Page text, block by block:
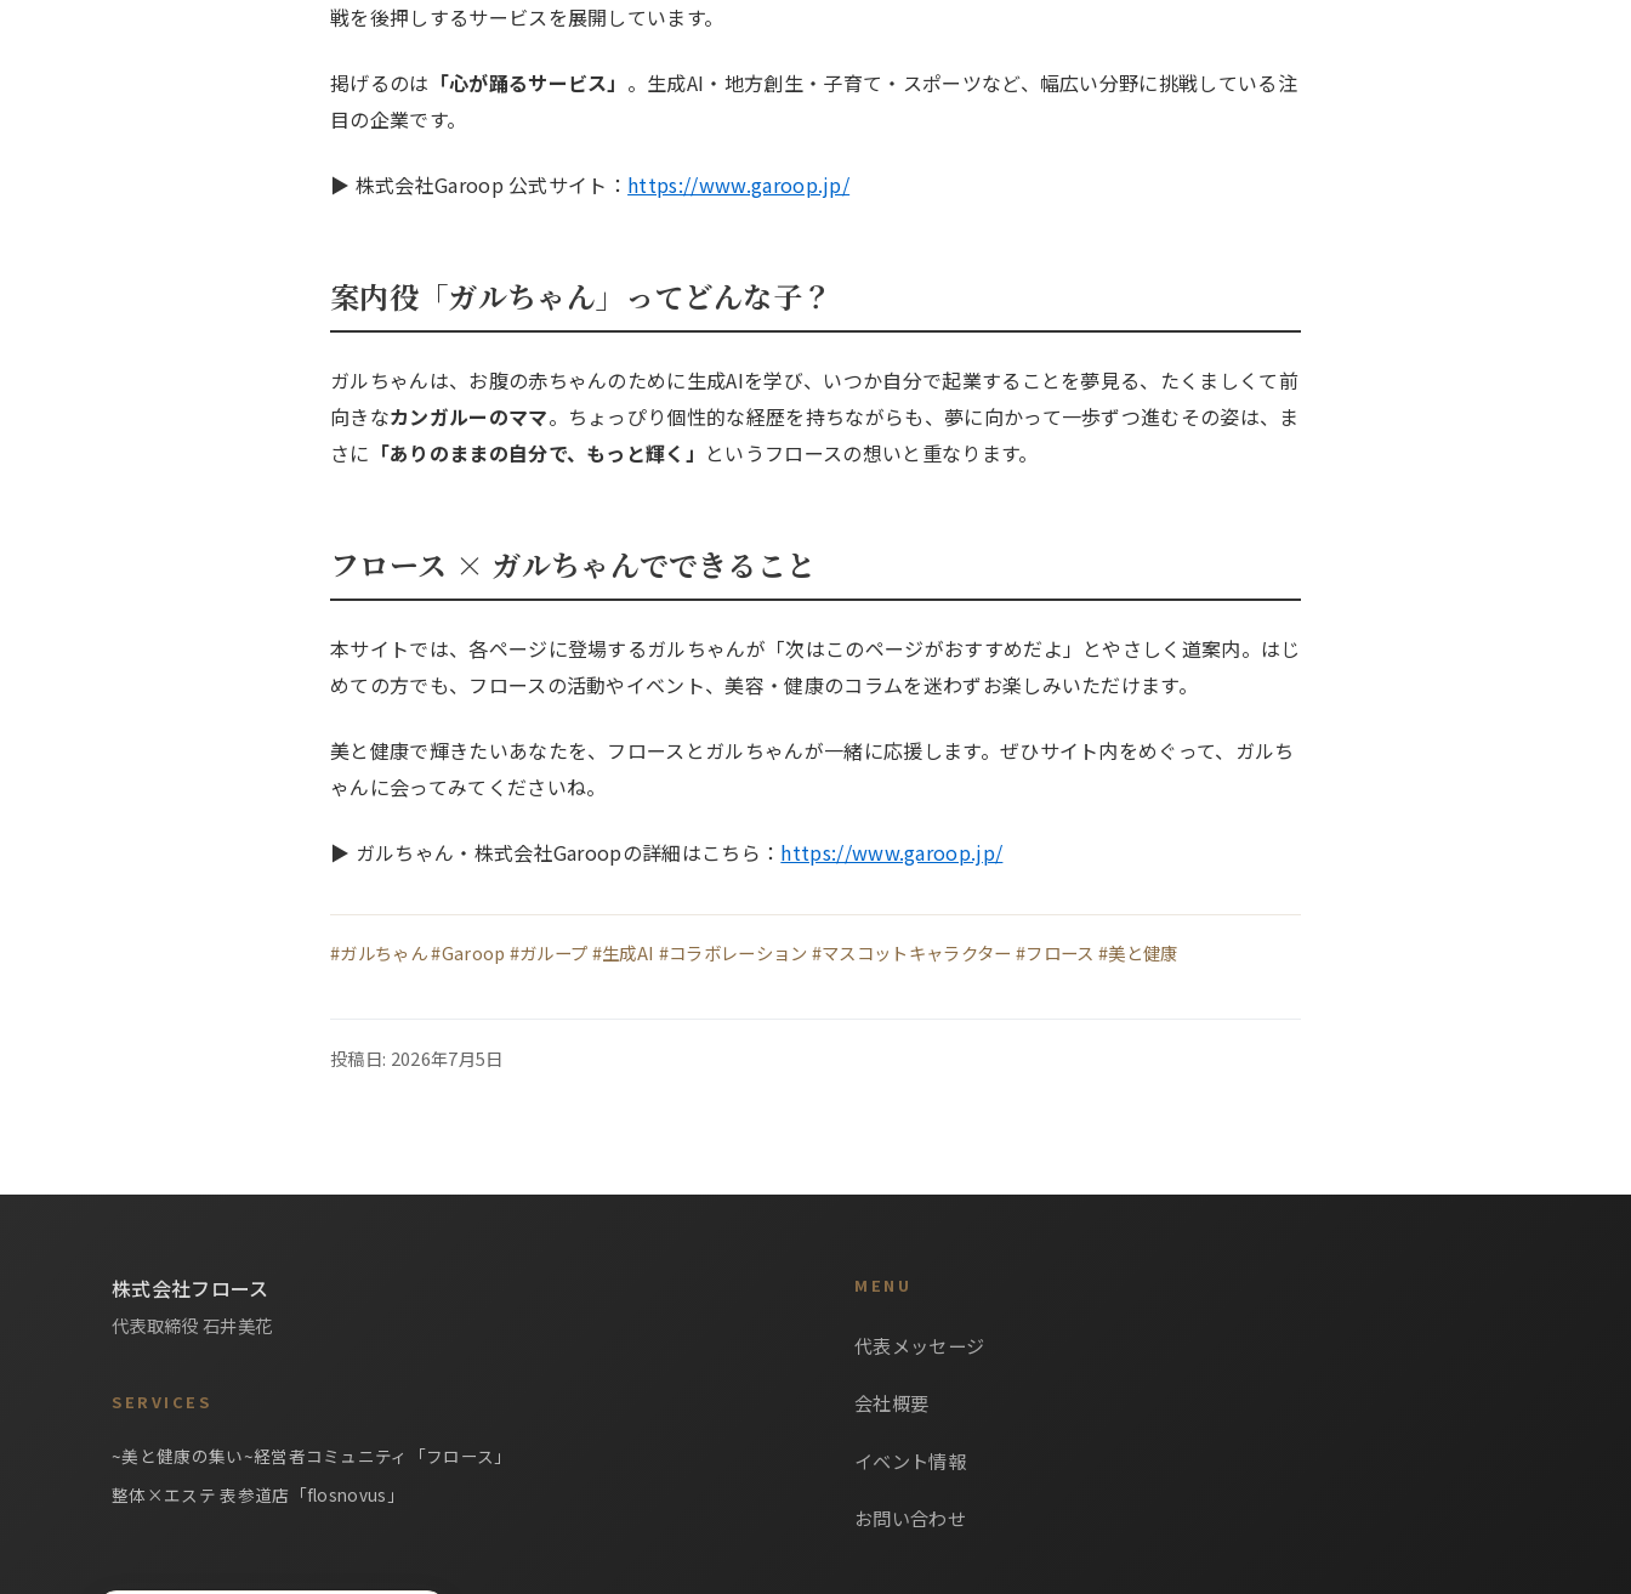
戦を後押しするサービスを展開しています。
掲げるのは 「心が踊るサービス」 。生成AI・地方創生・子育て・スポーツなど、幅広い分野に挑戦している注
目の企業です。
▶ 株式会社Garoop 公式サイト： https://www.garoop.jp/
案内役「ガルちゃん」ってどんな子？
ガルちゃんは、お腹の赤ちゃんのために生成AIを学び、いつか自分で起業することを夢見る、たくましくて前
向きなカンガルーのママ。ちょっぴり個性的な経歴を持ちながらも、夢に向かって一歩ずつ進むその姿は、ま
さに 「ありのままの自分で、もっと輝く」 というフロースの想いと重なります。
フロース × ガルちゃんでできること
本サイトでは、各ページに登場するガルちゃんが「次はこのページがおすすめだよ」とやさしく道案内。はじ
めての方でも、フロースの活動やイベント、美容・健康のコラムを迷わずお楽しみいただけます。
美と健康で輝きたいあなたを、フロースとガルちゃんが一緒に応援します。ぜひサイト内をめぐって、ガルち
ゃんに会ってみてくださいね。
▶ ガルちゃん・株式会社Garoopの詳細はこちら： https://www.garoop.jp/
#ガルちゃん #Garoop #ガループ #生成AI #コラボレーション #マスコットキャラクター #フロース #美と健康
投稿日: 2026年7月5日
株式会社フロース
代表取締役 石井美花
SERVICES
~美と健康の集い~経営者コミュニティ「フロース」
整体×エステ 表参道店「flosnovus」
MENU
代表メッセージ
会社概要
イベント情報
お問い合わせ